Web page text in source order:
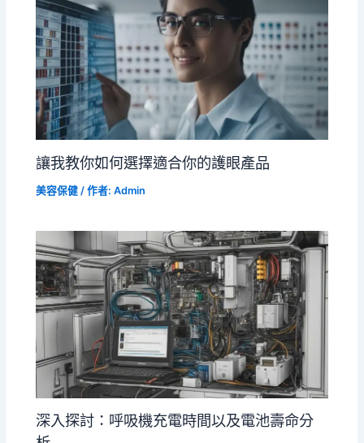
讓我教你如何選擇適合你的護眼產品
美容保健 / 作者:Admin
深入探討：呼吸機充電時間以及電池壽命分